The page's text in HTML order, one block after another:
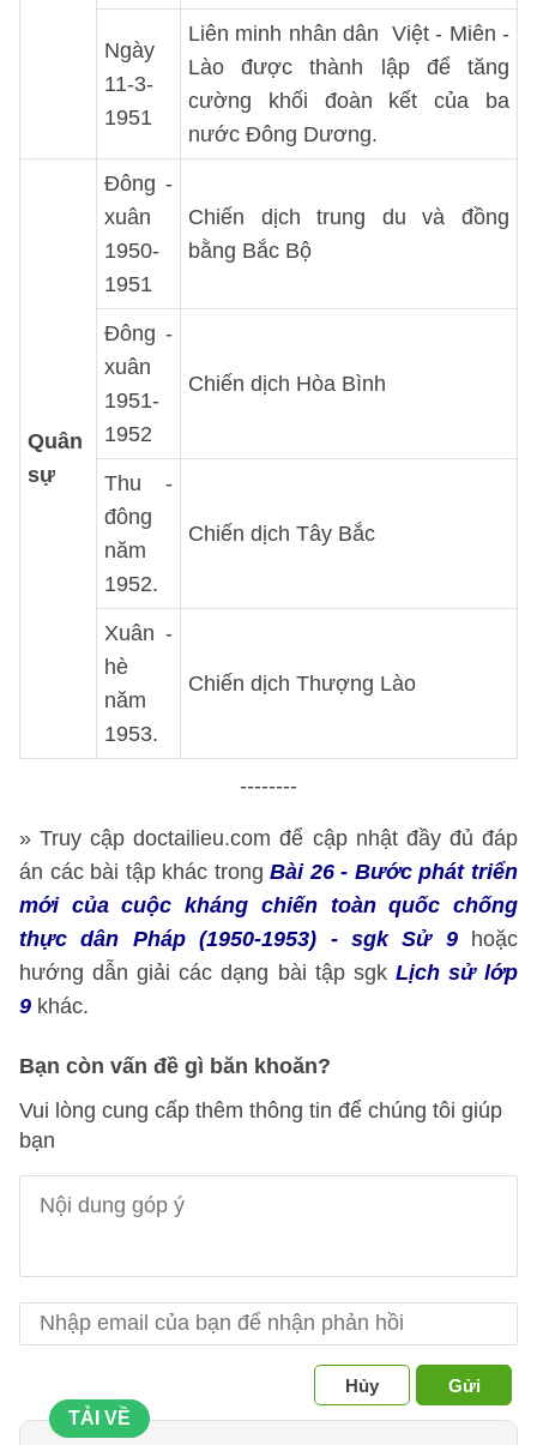
Ngày
11-3-
1951
Liên minh nhân dân Việt - Miên -
Lào được thành lập để tăng
cường khối đoàn kết của ba
nước Đông Dương.
Quân
sự
Đông -
xuân
1950-
1951
Chiến dịch trung du và đồng
bằng Bắc Bộ
Đông -
xuân
1951-
1952
Chiến dịch Hòa Bình
Thu -
đông
năm
1952.
Chiến dịch Tây Bắc
Xuân -
hè
năm
1953.
Chiến dịch Thượng Lào
--------
» Truy cập doctailieu.com để cập nhật đầy đủ đáp
án các bài tập khác trongBài 26 - Bước phát triển
mới của cuộc kháng chiến toàn quốc chống
thực dân Pháp (1950-1953) - sgk Sử 9hoặc
hướng dẫn giải các dạng bài tập sgk Lịch sử lớp
9 khác.
Bạn còn vấn đề gì băn khoăn?
Vui lòng cung cấp thêm thông tin để chúng tôi giúp
bạn
Hủy
Gửi
TẢI VỀ